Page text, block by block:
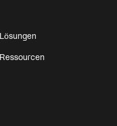
Lösungen
Ressourcen